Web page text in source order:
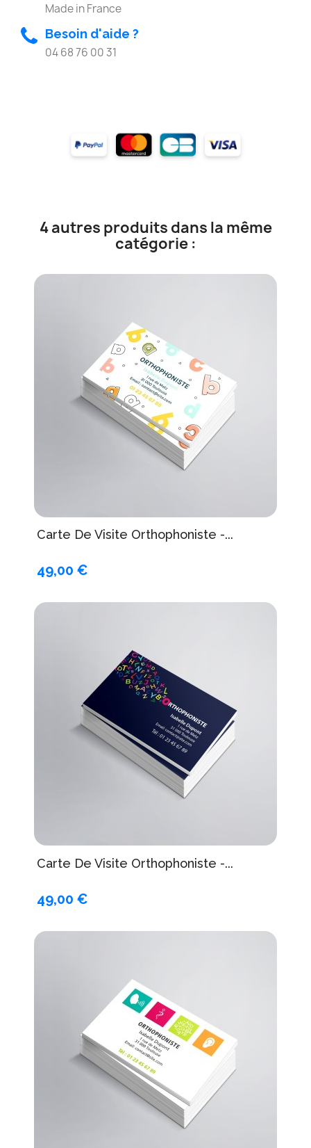
Made in France
Besoin d'aide ?
04 68 76 00 31
4 autres produits dans la même
catégorie :
Carte De Visite Orthophoniste -...
49,00 €
Carte De Visite Orthophoniste -...
49,00 €